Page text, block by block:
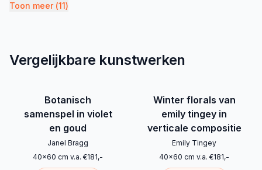
Toon meer(11)
Vergelijkbare kunstwerken
Botanisch
samenspel in violet
en goud
Janel Bragg
40x60 cm v.a. €181,-
Winter florals van
emily tingey in
verticale compositie
Emily Tingey
40x60 cm v.a. €181,-